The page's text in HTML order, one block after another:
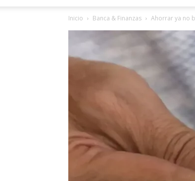
Inicio Banca & Finanzas Ahorrar ya no